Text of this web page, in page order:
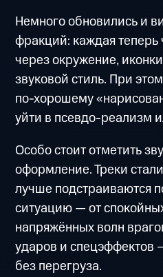
Немного обновились и
фракций: каждая
через окружение,
звуковой стиль. При
по-хорошему
уйти в псевдо-реализм
Особо стоит отметить
оформление. Треки
лучше подстраиваются
ситуацию — от
напряжённых волн
ударов и спецэффектов
без перегруза.